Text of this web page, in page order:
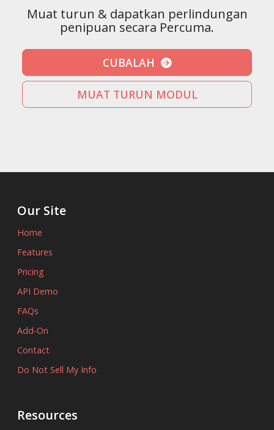
Muat turun & dapatkan perlindungan
penipuan secara Percuma.
CUBALAH
MUAT TURUN MODUL
Our Site
Home
Features
Pricing
API Demo
FAQs
Add-On
Contact
Do Not Sell My Info
Resources